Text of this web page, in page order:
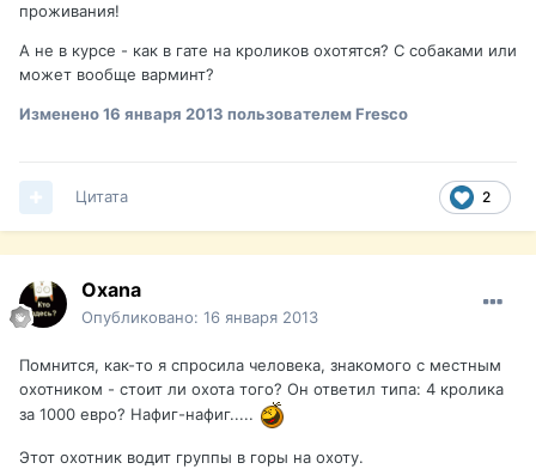
проживания!
А не в курсе - как в гате на кроликов охотятся? С собаками или
может вообще варминт?
Изменено16 января 2013 пользователем Fresco
2
Цитата
Oxana
Опубликовано: 16 января 2013
Помнится, как-то я спросила человека, знакомого с местным
охотником - стоит ли охота того? Он ответил типа: 4 кролика
за 1000 евро? Нафиг-нафиг.....
Этот охотник водит группы в горы на охоту.